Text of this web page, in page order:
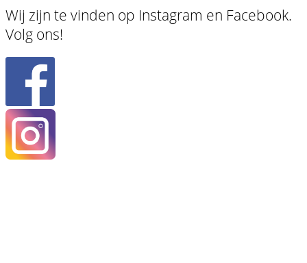
Wij zijn te vinden op Instagram en Facebook.
Volg ons!